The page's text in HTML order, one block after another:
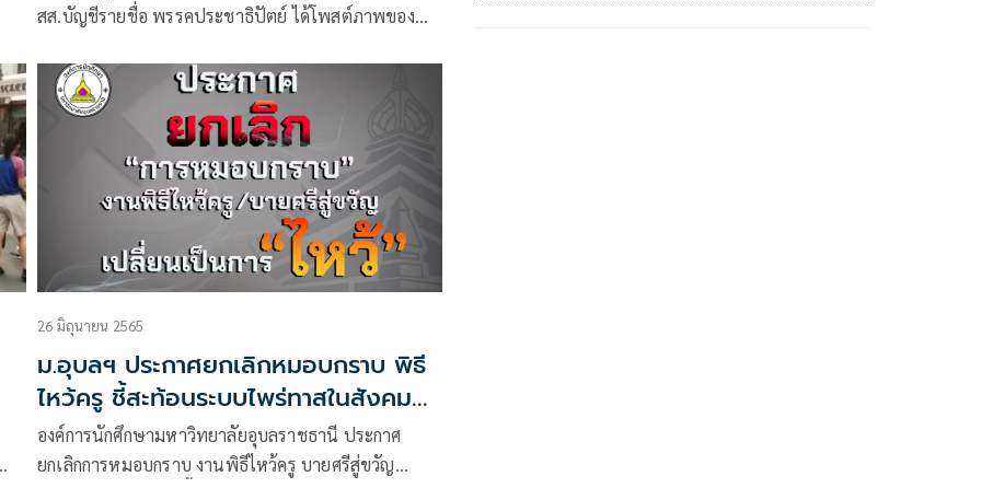
สส.บัญชีรายชื่อ พรรคประชาธิปัตย์ ได้โพสต์ภาพของ
พูดคำว่าถุย
26 มิถุนายน 2565
ม.อุบลฯ ประกาศยกเลิกหมอบกราบ พิธี
ไหว้ครู ชี้สะท้อนระบบไพร่ทาสในสังคม
ไทย
องค์การนักศึกษามหาวิทยาลัยอุบลราชธานี ประกาศ
ยกเลิกการหมอบกราบ งานพิธีไหว้ครู บายศรีสู่ขวัญ